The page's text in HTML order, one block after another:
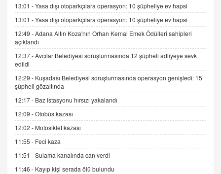
9.12.2025 10:11
İNCİ GÜL AKÖL
06.07.2026 13:00
ADEM AKÖL
Esed Destekçilerinin Yüzüne Vurulan Şamar:
Sednaya
11.12.2024 12:30
DR. EKREM ASLAN
Gerçek Ne, Algı Ne? "Beraber Yürüyoruz"
Cümlesinin Peşinden
19.07.2025 12:45
13:01 -Yasa dışı otoparkçılara operasyon: 10 şüpheliye ev hapsi
13:01 -Yasa dışı otoparkçılara operasyon: 10 şüpheliye ev hapsi
12:49 -Adana Altın Koza'nın Orhan Kemal Emek Ödülleri sahipleri
açıklandı
12:37 -Avcılar Belediyesi soruşturmasında 12 şüpheli adliyeye sevk
edildi
12:29 - Kuşadası Belediyesi soruşturmasında operasyon genişledi: 15
şüpheli gözaltında
12:17 - Baz istasyonu hırsızı yakalandı
12:09 -Otobüs kazası
12:02 - Motosiklet kazası
11:55 - Feci kaza
11:51 -Sulama kanalında can verdi
11:46 - Kayıp kişi serada ölü bulundu